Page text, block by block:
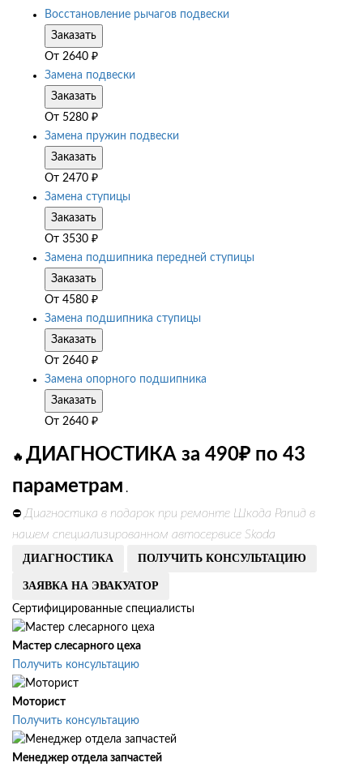
Восстановление рычагов подвески
Заказать
От 2640 ₽
Замена подвески
Заказать
От 5280 ₽
Замена пружин подвески
Заказать
От 2470 ₽
Замена ступицы
Заказать
От 3530 ₽
Замена подшипника передней ступицы
Заказать
От 4580 ₽
Замена подшипника ступицы
Заказать
От 2640 ₽
Замена опорного подшипника
Заказать
От 2640 ₽
🔥 ДИАГНОСТИКА за 490₽ по 43
параметрам .
⛔ Диагностика в подарок при ремонте Шкода Рапид в
нашем специализированном автосервисе Skoda
ДИАГНОСТИКА ПОЛУЧИТЬ КОНСУЛЬТАЦИЮ
ЗАЯВКА НА ЭВАКУАТОР
Сертифицированные специалисты
Мастер слесарного цеха
Получить консультацию
Моторист
Получить консультацию
Менеджер отдела запчастей